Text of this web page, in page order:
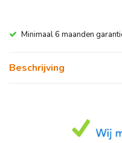
Minimaal 6 maanden
Beschrijving